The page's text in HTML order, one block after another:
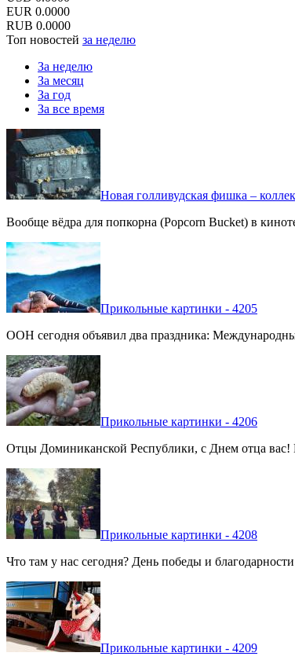
EUR 0.0000
RUB 0.0000
Топ новостей за неделю
За неделю
За месяц
За год
За все время
Новая голливудская фишка –
Вообще вёдра для попкорна (Popcorn Bucket) в
Прикольные картинки - 4205
ООН сегодня объявил два праздника:
Прикольные картинки - 4206
Отцы Доминиканской Республики, с Днем отца
Прикольные картинки - 4208
Что там у нас сегодня? День победы и
Прикольные картинки - 4209